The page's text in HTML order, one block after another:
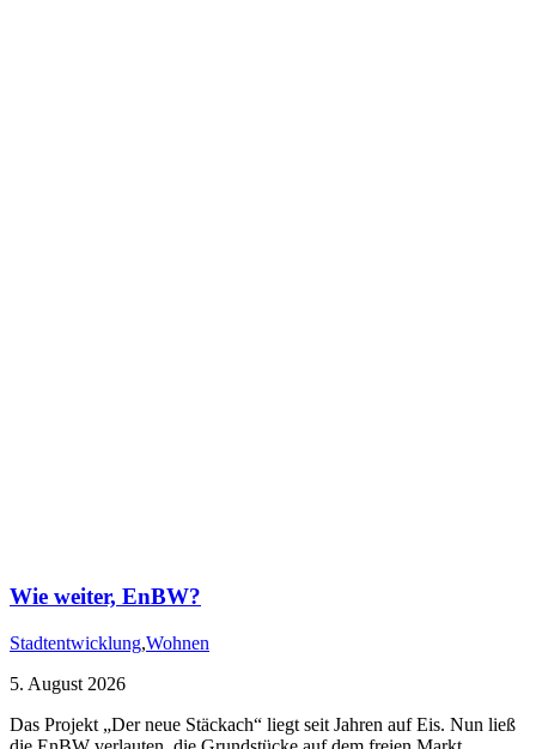
Wie weiter, EnBW?
Stadtentwicklung,Wohnen
5. August 2026
Das Projekt „Der neue Stäckach“ liegt seit Jahren auf Eis. Nun ließ